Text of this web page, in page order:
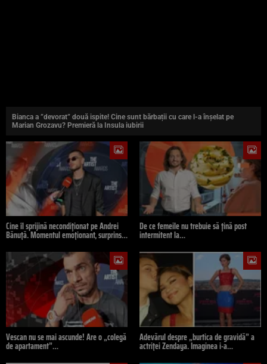
Bianca a ”devorat” două ispite! Cine sunt bărbații cu care l-a înșelat pe
Marian Grozavu? Premieră la Insula iubirii
Cine îl sprijină necondiționat pe Andrei
Bănuță. Momentul emoționant, surprins…
De ce femeile nu trebuie să țină post
intermitent la…
Vescan nu se mai ascunde! Are o „colegă
de apartament”…
Adevărul despre „burtica de gravidă” a
actriței Zendaya. Imaginea i-a…